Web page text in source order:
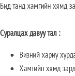
Бид танд хамгийн хямд
Суралцах давуу тал :
Визний хариу
Хамгийн хямд